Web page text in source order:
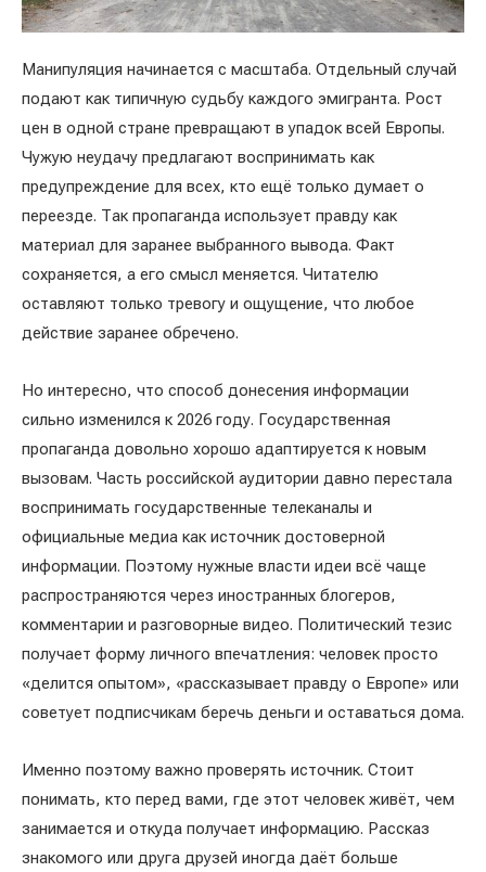
Манипуляция начинается с масштаба. Отдельный случай
подают как типичную судьбу каждого эмигранта. Рост
цен в одной стране превращают в упадок всей Европы.
Чужую неудачу предлагают воспринимать как
предупреждение для всех, кто ещё только думает о
переезде. Так пропаганда использует правду как
материал для заранее выбранного вывода. Факт
сохраняется, а его смысл меняется. Читателю
оставляют только тревогу и ощущение, что любое
действие заранее обречено.
Но интересно, что способ донесения информации
сильно изменился к 2026 году. Государственная
пропаганда довольно хорошо адаптируется к новым
вызовам. Часть российской аудитории давно перестала
воспринимать государственные телеканалы и
официальные медиа как источник достоверной
информации. Поэтому нужные власти идеи всё чаще
распространяются через иностранных блогеров,
комментарии и разговорные видео. Политический тезис
получает форму личного впечатления: человек просто
«делится опытом», «рассказывает правду о Европе» или
советует подписчикам беречь деньги и оставаться дома.
Именно поэтому важно проверять источник. Стоит
понимать, кто перед вами, где этот человек живёт, чем
занимается и откуда получает информацию. Рассказ
знакомого или друга друзей иногда даёт больше